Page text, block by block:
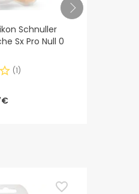
Schnuller
Sx Pro Null 0
(1)